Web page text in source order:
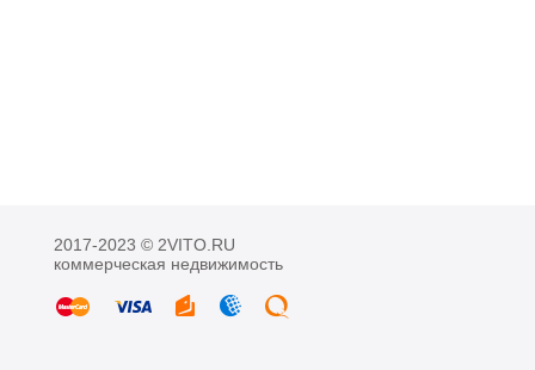
2017-2023 © 2VITO.RU
коммерческая недвижимость